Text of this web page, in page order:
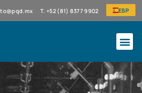
T. +52 (81) 8377 9902 ESP